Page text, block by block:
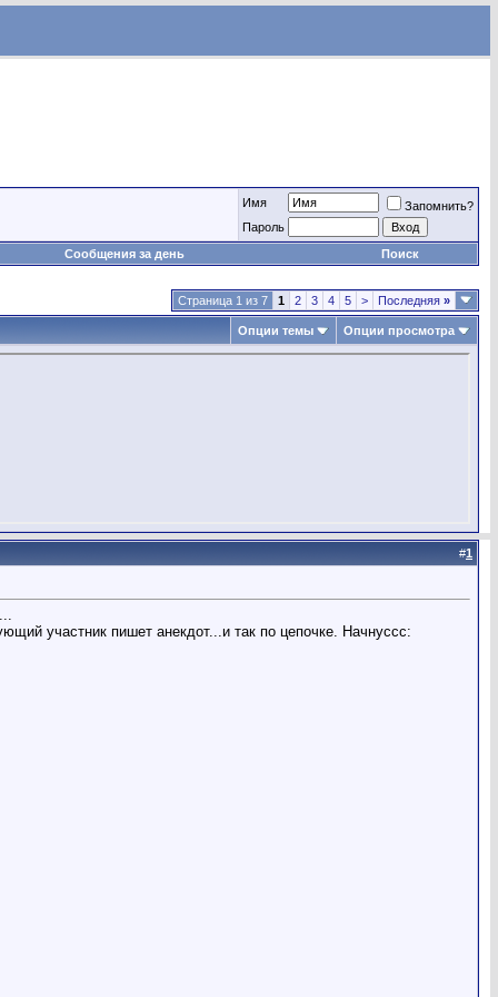
Имя
Запомнить?
Пароль
Сообщения за день
Поиск
Страница 1 из 7 1 2 3 4 5 > Последняя »
Опции темы Опции просмотра
#1
участник пишет анекдот...и так по цепочке. Начнуссс: